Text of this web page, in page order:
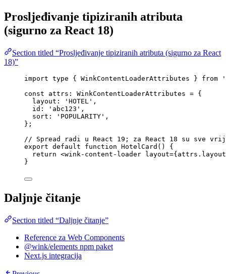
Prosljeđivanje tipiziranih atributa
(sigurno za React 18)
Section titled “Prosljeđivanje tipiziranih atributa (sigurno za React
18)”
import type { WinkContentLoaderAttributes } from
'
const attrs : WinkContentLoaderAttributes = {
layout:
' HOTEL ' ,
id:
' abc123 ' ,
sort:
' POPULARITY ' ,
} ;
// Spread radi u React 19; za React 18 su sve
export default function HotelCard ()
{
return <wink-content-loader layout={ attrs . layout
}
Daljnje čitanje
Section titled “Daljnje čitanje”
Reference za Web Components
@wink/elements npm paket
Next.js integracija